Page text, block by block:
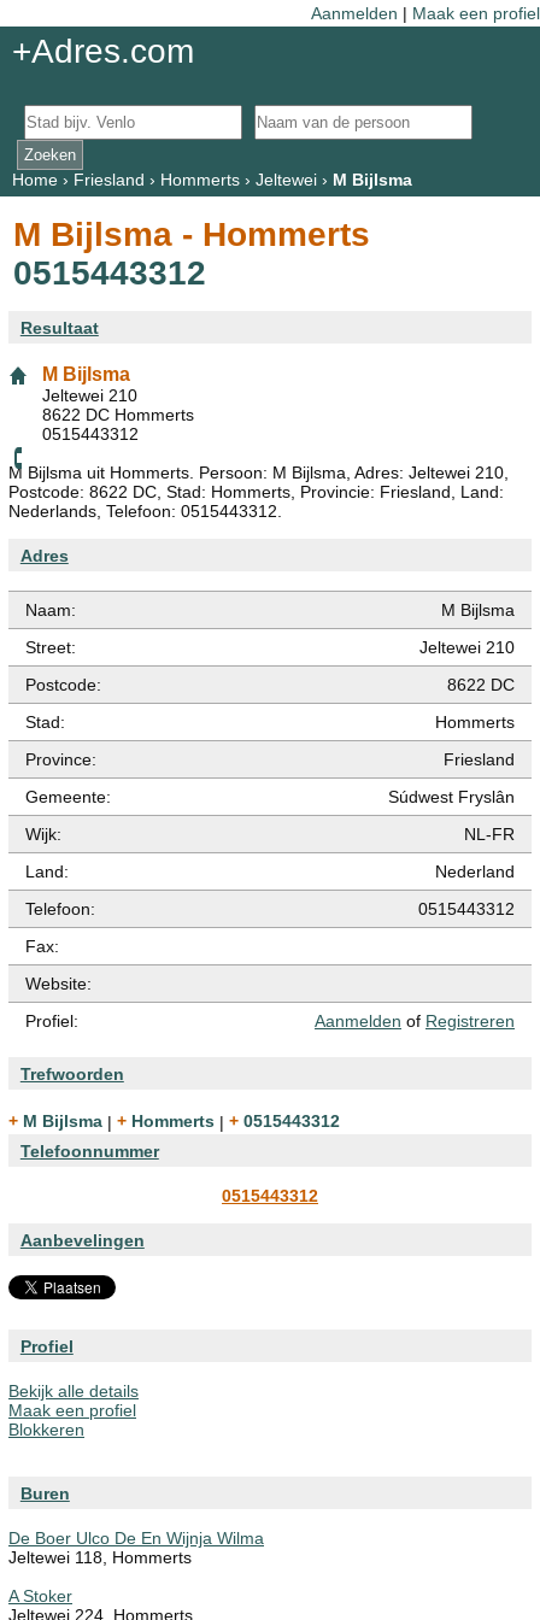
Aanmelden | Maak een profiel
+Adres.com
Home› Friesland › Hommerts› Jeltewei› M Bijlsma
M Bijlsma - Hommerts
0515443312
Resultaat
M Bijlsma
Jeltewei 210
8622 DC Hommerts
0515443312
M Bijlsma uit Hommerts. Persoon: M Bijlsma, Adres: Jeltewei 210,
Postcode: 8622 DC, Stad: Hommerts, Provincie: Friesland, Land:
Nederlands, Telefoon: 0515443312.
Adres
Naam:
M Bijlsma
Street:
Jeltewei 210
Postcode:
8622 DC
Stad:
Hommerts
Province:
Friesland
Gemeente:
Súdwest Fryslân
Wijk:
NL-FR
Land:
Nederland
Telefoon:
0515443312
Fax:
Website:
Profiel:
Aanmelden of Registreren
Trefwoorden
+ M Bijlsma | + Hommerts |
+ 0515443312
Telefoonnummer
0515443312
Aanbevelingen
Profiel
Bekijk alle details
Maak een profiel
Blokkeren
Buren
De Boer Ulco De En Wijnja Wilma
Jeltewei 118, Hommerts
A Stoker
Jeltewei 224, Hommerts